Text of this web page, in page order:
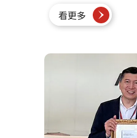
看更多